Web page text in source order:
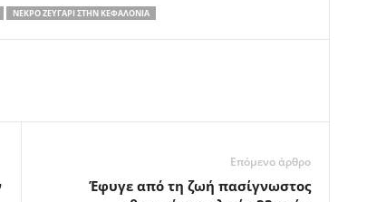
ΝΕΚΡΌ ΖΕΥΓΆΡΙ ΣΤΗΝ ΚΕΦΑΛΟΝΙΆ
Επόμενο άρθρο
Έφυγε από τη ζωή πασίγνωστος